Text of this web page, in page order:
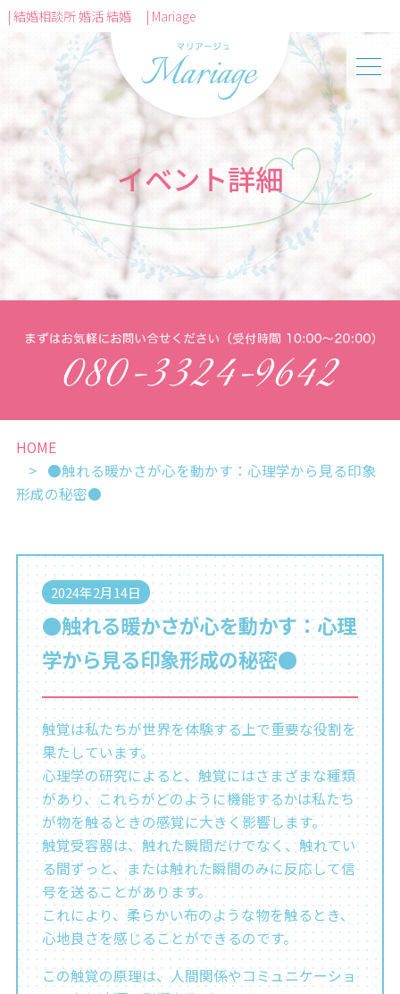
| 結婚相談所 婚活 結婚 | Mariage
イベント詳細
HOME
●触れる暖かさが心を動かす：心理学から見る印象
形成の秘密●
2024年2月14日
●触れる暖かさが心を動かす：心理
学から見る印象形成の秘密●
触覚は私たちが世界を体験する上で重要な役割を
果たしています。
心理学の研究によると、触覚にはさまざまな種類
があり、これらがどのように機能するかは私たち
が物を触るときの感覚に大きく影響します。
触覚受容器は、触れた瞬間だけでなく、触れてい
る間ずっと、または触れた瞬間のみに反応して信
号を送ることがあります。
これにより、柔らかい布のような物を触るとき、
心地良さを感じることができるのです。
この触覚の原理は、人間関係やコミュニケーショ